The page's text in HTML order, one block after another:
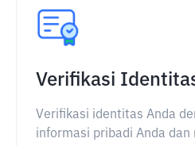
Verifikasi
Verifikasi identitas Anda
informasi pribadi Anda dan